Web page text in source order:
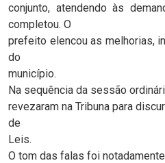
conjunto, atendendo às
completou. O
prefeito elencou as melhorias,
do
município.
Na sequência da sessão
revezaram na Tribuna para
de
Leis.
O tom das falas foi